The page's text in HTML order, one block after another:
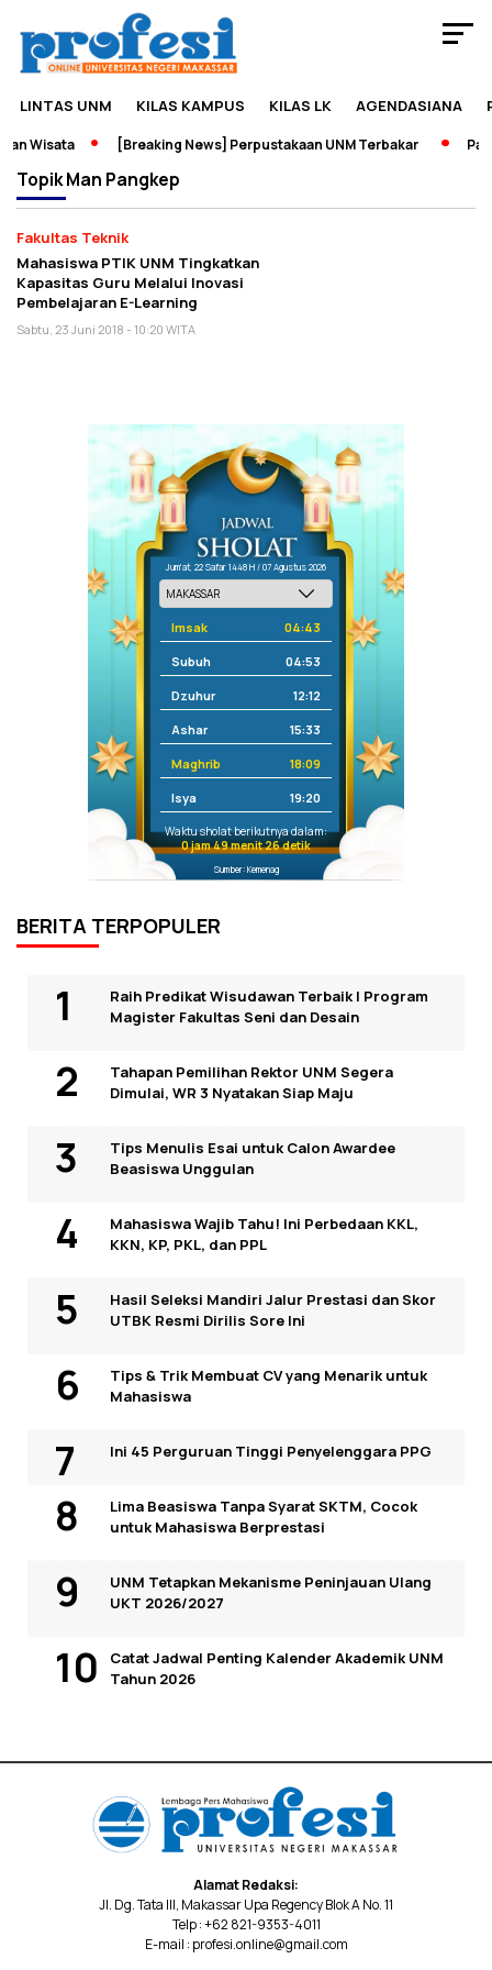
LINTAS UNM KILAS KAMPUS KILAS LK AGENDASIANA
Wisata [Breaking News] Perpustakaan UNM Terbakar
TopikMan Pangkep
Fakultas Teknik
Mahasiswa PTIK UNM Tingkatkan
Kapasitas Guru Melalui Inovasi
Pembelajaran E-Learning
Sabtu, 23 Juni 2018 - 10:20 WITA
Jum'at, 22 Safar 1448 H / 07 Agustus 2026
Imsak 04:43
Subuh 04:53
Dzuhur 12:12
Ashar 15:33
Maghrib 18:09
Isya 19:20
Waktu sholat berikutnya dalam:
0 jam 49 menit 26 detik
Sumber: Kemenag
BERITA TERPOPULER
Raih Predikat Wisudawan Terbaik I Program
Magister Fakultas Seni dan Desain
Tahapan Pemilihan Rektor UNM Segera
Dimulai, WR 3 Nyatakan Siap Maju
Tips Menulis Esai untuk Calon Awardee
Beasiswa Unggulan
Mahasiswa Wajib Tahu! Ini Perbedaan KKL,
KKN, KP, PKL, dan PPL
Hasil Seleksi Mandiri Jalur Prestasi dan Skor
UTBK Resmi Dirilis Sore Ini
Tips & Trik Membuat CV yang Menarik untuk
Mahasiswa
Ini 45 Perguruan Tinggi Penyelenggara PPG
Lima Beasiswa Tanpa Syarat SKTM, Cocok
untuk Mahasiswa Berprestasi
UNM Tetapkan Mekanisme Peninjauan Ulang
UKT 2026/2027
Catat Jadwal Penting Kalender Akademik UNM
Tahun 2026
Alamat Redaksi:
Jl. Dg. Tata III, Makassar Upa Regency Blok A No. 11
Telp : +62 821-9353-4011
E-mail : profesi.online@gmail.com